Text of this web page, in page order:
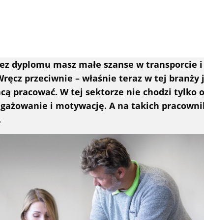
popularne lokalizacje
praca w Rotterdamie
praca w Tilburgu
praca w Waalwijku
Skontaktuj się
Praca w Logistic Force
Skargi
dyplomu masz małe szanse w transporcie
przeciwnie – właśnie teraz w tej
pracować. W tej sektorze nie chodzi tylko
i motywację. A na takich